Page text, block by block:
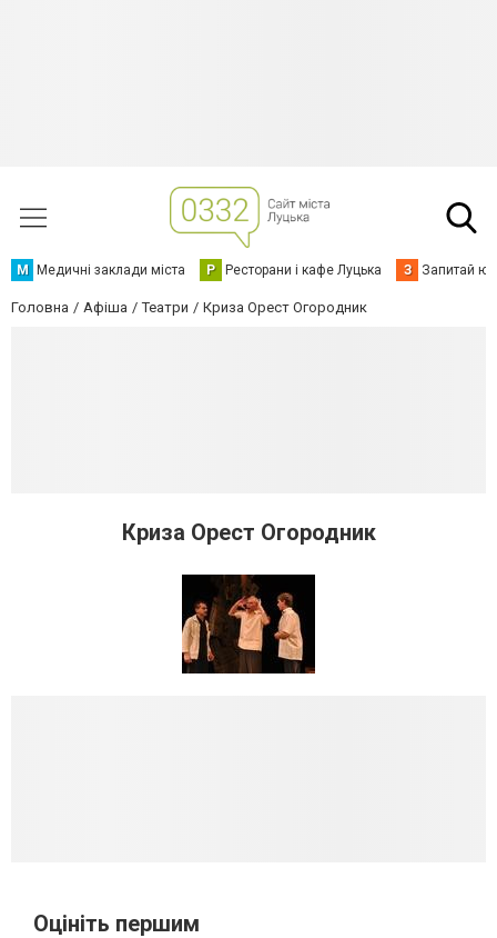
М Медичні заклади міста Р Ресторани і кафе Луцька З Запитай
Головна Афіша Театри Криза Орест Огородник
Криза Орест Огородник
Оцініть першим